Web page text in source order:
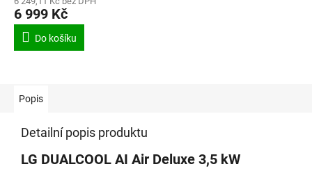
6 999 Kč
Do košíku
Popis
Detailní popis produktu
LG DUALCOOL AI Air Deluxe 3,5 kW